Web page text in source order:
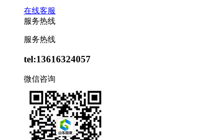
在线客服
服务热线
服务热线
tel:13616324057
微信咨询